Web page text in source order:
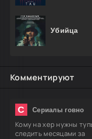
Убийца
Комментируют
С Сериалы говно
Кому на хер нужны
следить месяцами за